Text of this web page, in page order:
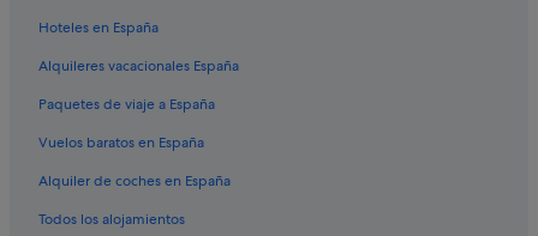
Hoteles en España
Alquileres vacacionales España
Paquetes de viaje a España
Vuelos baratos en España
Alquiler de coches en España
Todos los alojamientos